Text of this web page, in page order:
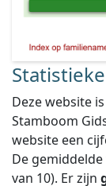
Deze website
Stamboom
website een
De
van 10). Er zijn